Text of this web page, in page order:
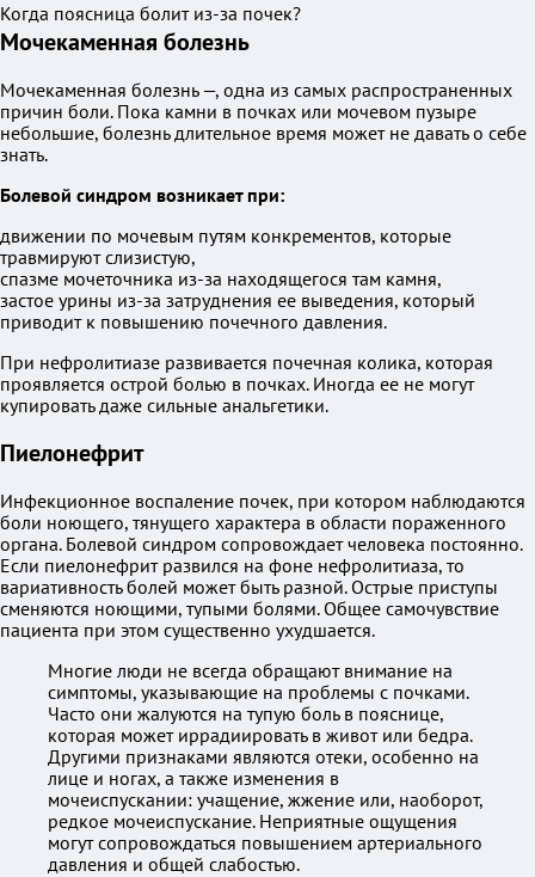
Когда поясница болит из-за почек?
Мочекаменная болезнь
Мочекаменная болезнь —, одна из самых распространенных
причин боли. Пока камни в почках или мочевом пузыре
небольшие, болезнь длительное время может не давать о себе
знать.
Болевой синдром возникает при:
движении по мочевым путям конкрементов, которые
травмируют слизистую,
спазме мочеточника из-за находящегося там камня,
застое урины из-за затруднения ее выведения, который
приводит к повышению почечного давления.
При нефролитиазе развивается почечная колика, которая
проявляется острой болью в почках. Иногда ее не могут
купировать даже сильные анальгетики.
Пиелонефрит
Инфекционное воспаление почек, при котором наблюдаются
боли ноющего, тянущего характера в области пораженного
органа. Болевой синдром сопровождает человека постоянно.
Если пиелонефрит развился на фоне нефролитиаза, то
вариативность болей может быть разной. Острые приступы
сменяются ноющими, тупыми болями. Общее самочувствие
пациента при этом существенно ухудшается.
Многие люди не всегда обращают внимание на
симптомы, указывающие на проблемы с почками.
Часто они жалуются на тупую боль в пояснице,
которая может иррадиировать в живот или бедра.
Другими признаками являются отеки, особенно на
лице и ногах, а также изменения в
мочеиспускании: учащение, жжение или, наоборот,
редкое мочеиспускание. Неприятные ощущения
могут сопровождаться повышением артериального
давления и общей слабостью.